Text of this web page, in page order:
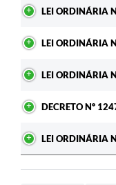
ContatoLEI ORDINÁRIA
LEI ORDINÁRIA
LEI ORDINÁRIA
DECRETO Nº
LEI ORDINÁRIA